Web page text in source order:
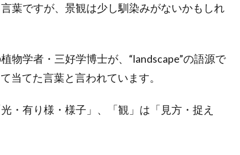
葉ですが、景観は少し馴染みがないかもしれ
物学者・三好学博士が、“landscape”の語源で
当てた言葉と言われています。
・有り様・様子」、「観」は「見方・捉え